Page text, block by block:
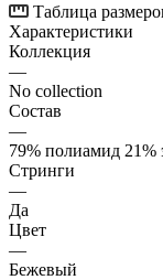
Таблица
Характеристики
Коллекция
—
No collection
Состав
—
79% полиамид 21%
Стринги
—
Да
Цвет
—
Бежевый